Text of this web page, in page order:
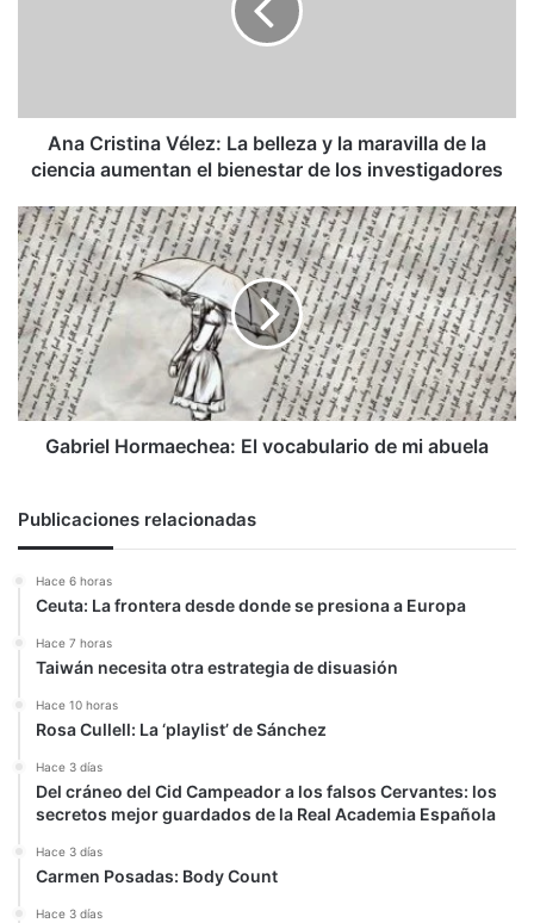
de
ciencia
el
bienestar
de
los
investigadores
Ana Cristina Vélez: La belleza y la maravilla de la
ciencia aumentan el bienestar de los investigadores
Gabriel
Hormaechea:
El
vocabulario
de
mi
abuela
Gabriel Hormaechea: El vocabulario de mi abuela
Publicaciones relacionadas
Hace 6 horas
Ceuta: La frontera desde donde se presiona a Europa
Hace 7 horas
Taiwán necesita otra estrategia de disuasión
Hace 10 horas
Rosa Cullell: La ‘playlist’ de Sánchez
Hace 3 días
Del cráneo del Cid Campeador a los falsos Cervantes: los
secretos mejor guardados de la Real Academia Española
Hace 3 días
Carmen Posadas: Body Count
Hace 3 días